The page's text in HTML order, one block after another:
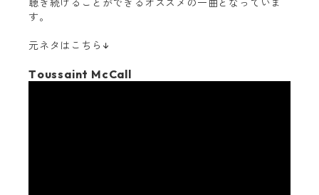
聴き続けることができるオススメの一曲となっていま
す。
元ネタはこちら↓
Toussaint McCall